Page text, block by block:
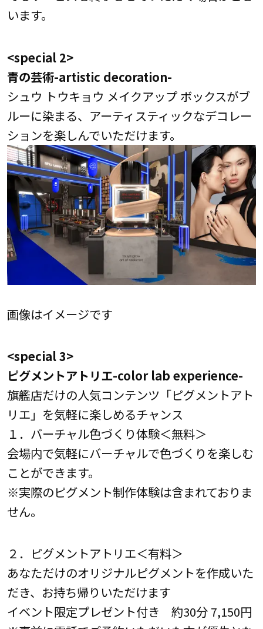
います。
<special 2>
青の芸術-artistic decoration-
シュウ トウキョウ メイクアップ ボックスがブ
ルーに染まる、アーティスティックなデコレー
ションを楽しんでいただけます。
画像はイメージです
<special 3>
ピグメントアトリエ-color lab experience-
旗艦店だけの人気コンテンツ「ピグメントアト
リエ」を気軽に楽しめるチャンス
１．バーチャル色づくり体験＜無料＞
会場内で気軽にバーチャルで色づくりを楽しむ
ことができます。
※実際のピグメント制作体験は含まれておりま
せん。
２．ピグメントアトリエ＜有料＞
あなただけのオリジナルピグメントを作成いた
だき、お持ち帰りいただけます
イベント限定プレゼント付き 約30分 7,150円